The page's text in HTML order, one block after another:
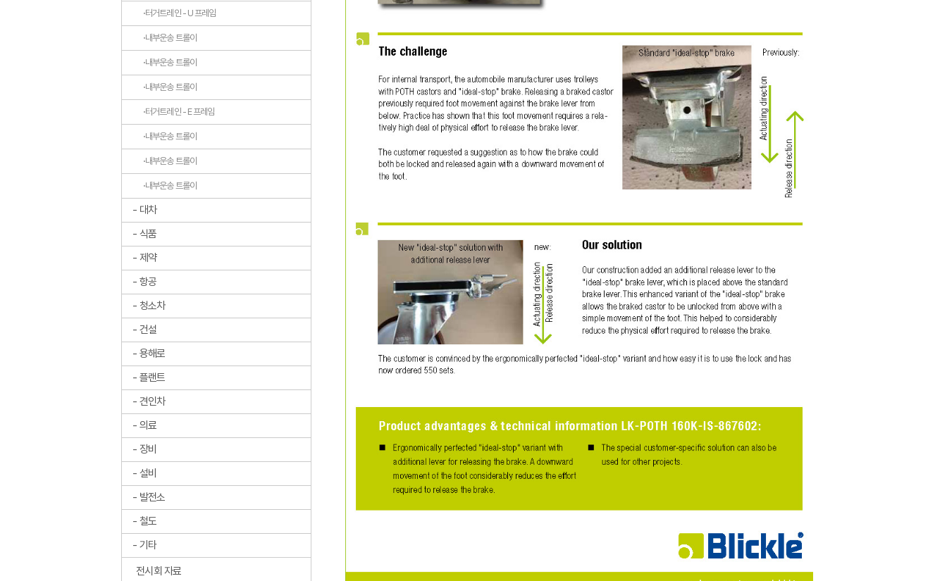
터거트레인 - U 프레임
내부운송 트롤이
내부운송 트롤이
내부운송 트롤이
터거트레인 - E 프레임
내부운송 트롤이
내부운송 트롤이
내부운송 트롤이
대차
식품
제약
항공
청소차
건설
용해로
플랜트
견인차
의료
장비
설비
발전소
철도
기타
전시회 자료